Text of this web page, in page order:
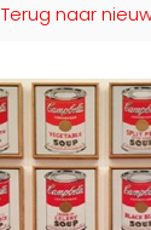
Terug naar